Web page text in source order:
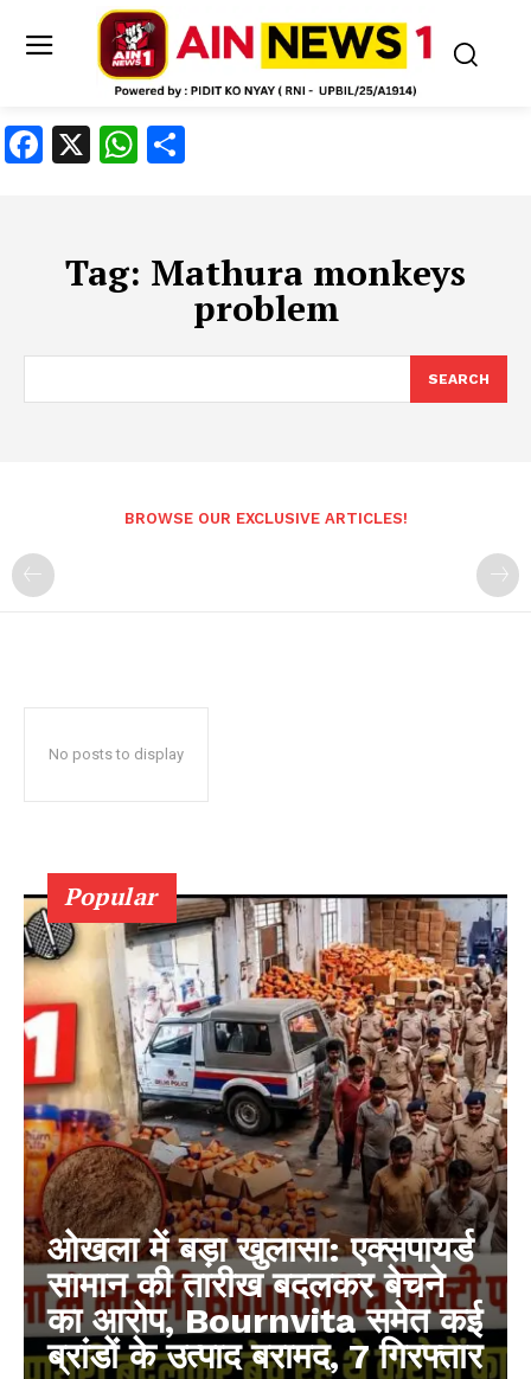
Facebook
X WhatsApp
Tag: Mathura monkeys
problem
SEARCH
BROWSE OUR EXCLUSIVE ARTICLES!
No posts to display
Popular
ओखला में बड़ा खुलासा: एक्सपायर्ड
सामान की तारीख बदलकर बेचने
का आरोप, Bournvita समेत कई
ब्रांडों के उत्पाद बरामद, 7 गिरफ्तार